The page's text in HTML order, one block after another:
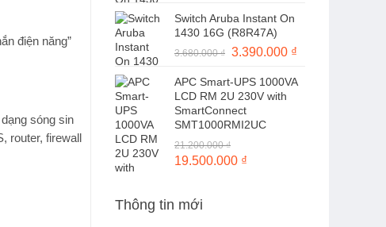
là:
6.300.000 ₫.
Switch Aruba Instant On
1430 16G (R8R47A)
3.680.000₫ Giá
là:
3.680.000 ₫.
3.390.000 ₫
tại
APC Smart-UPS 1000VA
LCD RM 2U 230V with
SmartConnect
SMT1000RMI2UC
21.200.000₫
Giá
21.200.000 ₫.
19.500.000 ₫
Thông tin mới
điện năng”
dạng sóng sin
router, firewall